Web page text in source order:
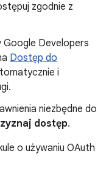
zgodnie z
Google Developers
Dostęp do
i
niezbędne do
dostęp.
o używaniu OAuth